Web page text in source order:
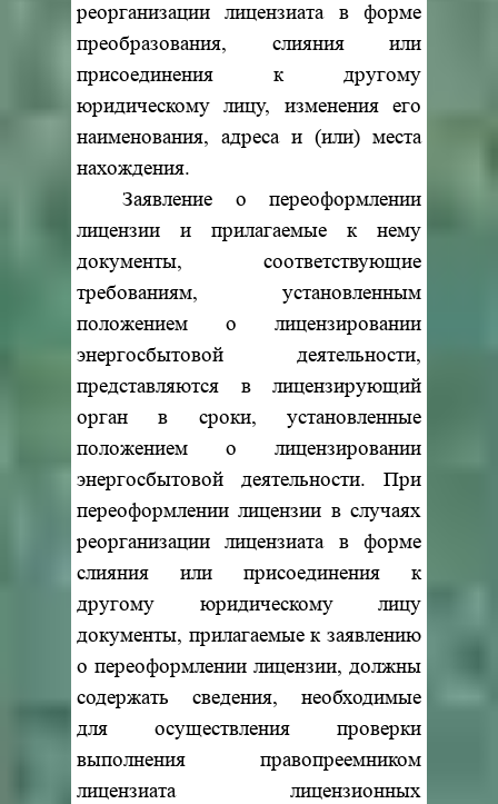
реорганизации лицензиата в форме
преобразования, слияния или
присоединения к другому
юридическому лицу, изменения его
наименования, адреса и (или) места
нахождения.
Заявление о переоформлении
лицензии и прилагаемые к нему
документы, соответствующие
требованиям, установленным
положением о лицензировании
энергосбытовой деятельности,
представляются в лицензирующий
орган в сроки, установленные
положением о лицензировании
энергосбытовой деятельности. При
переоформлении лицензии в случаях
реорганизации лицензиата в форме
слияния или присоединения к
другому юридическому лицу
документы, прилагаемые к заявлению
о переоформлении лицензии, должны
содержать сведения, необходимые
для осуществления проверки
выполнения правопреемником
лицензиата лицензионных